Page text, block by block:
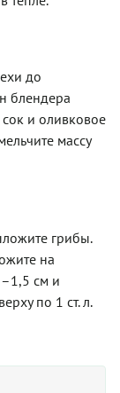
до
блендера
и оливковое
массу
грибы.
на
см и
по 1 ст. л.